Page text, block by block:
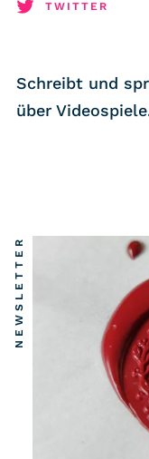
RSS-Feed
Unterstützen
TWITTER
Schreibt und
über
NEWSLETTER